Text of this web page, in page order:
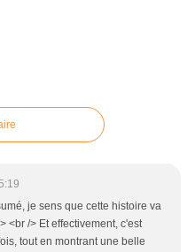
je sens que cette histoire va
<br /> Et effectivement, c'est
tout en montrant une belle